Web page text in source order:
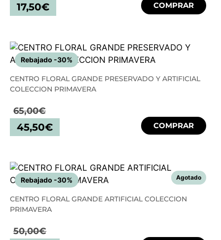
17,50€ COMPRAR
Rebajado -30%
CENTRO FLORAL GRANDE PRESERVADO Y ARTIFICIAL
COLECCION PRIMAVERA
65,00€
45,50€ COMPRAR
Rebajado -30%
CENTRO FLORAL GRANDE ARTIFICIAL COLECCION
PRIMAVERA
50,00€